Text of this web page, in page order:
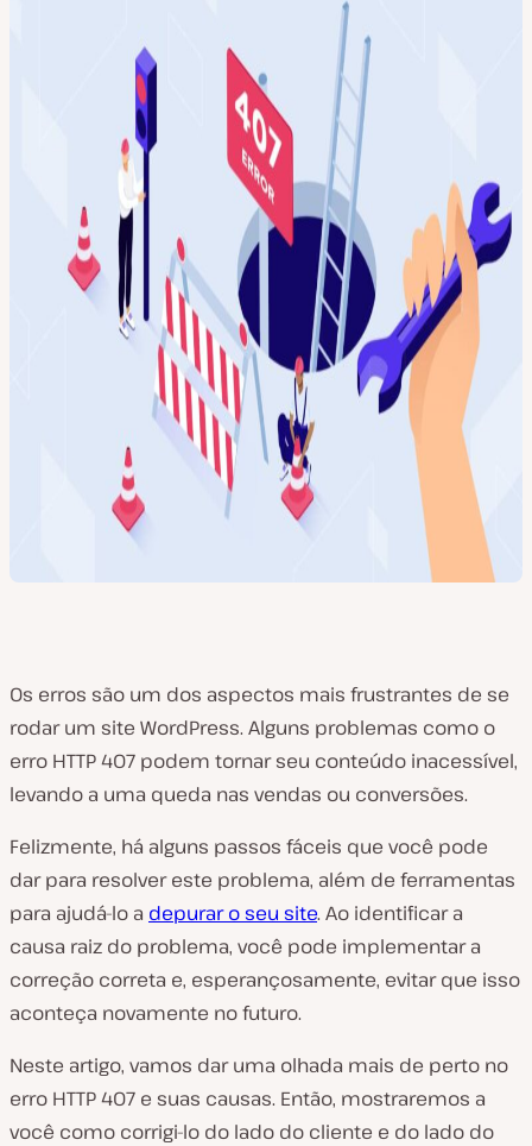
Os erros são um dos aspectos mais frustrantes de se
rodar um site WordPress. Alguns problemas como o
erro HTTP 407 podem tornar seu conteúdo inacessível,
levando a uma queda nas vendas ou conversões.
Felizmente, há alguns passos fáceis que você pode
dar para resolver este problema, além de ferramentas
para ajudá-lo a depurar o seu site. Ao identificar a
causa raiz do problema, você pode implementar a
correção correta e, esperançosamente, evitar que isso
aconteça novamente no futuro.
Neste artigo, vamos dar uma olhada mais de perto no
erro HTTP 407 e suas causas. Então, mostraremos a
você como corrigi-lo do lado do cliente e do lado do